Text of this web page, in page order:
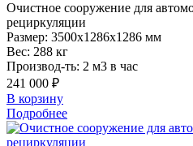
Очистное сооружение для
рециркуляции
Размер: 3500x1286x1286 мм
Вес: 288 кг
Производ-ть: 2 м3 в час
241 000 ₽
В корзину
Подробнее